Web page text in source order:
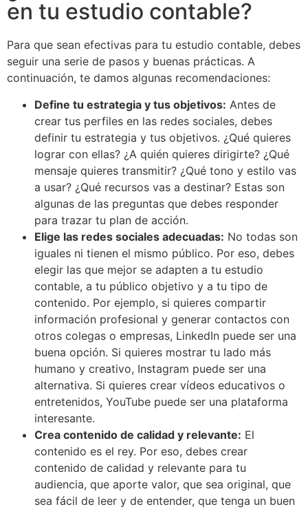
en tu estudio contable?
Para que sean efectivas para tu estudio contable, debes
seguir una serie de pasos y buenas prácticas. A
continuación, te damos algunas recomendaciones:
Define tu estrategia y tus objetivos: Antes de
crear tus perfiles en las redes sociales, debes
definir tu estrategia y tus objetivos. ¿Qué quieres
lograr con ellas? ¿A quién quieres dirigirte? ¿Qué
mensaje quieres transmitir? ¿Qué tono y estilo vas
a usar? ¿Qué recursos vas a destinar? Estas son
algunas de las preguntas que debes responder
para trazar tu plan de acción.
Elige las redes sociales adecuadas: No todas son
iguales ni tienen el mismo público. Por eso, debes
elegir las que mejor se adapten a tu estudio
contable, a tu público objetivo y a tu tipo de
contenido. Por ejemplo, si quieres compartir
información profesional y generar contactos con
otros colegas o empresas, LinkedIn puede ser una
buena opción. Si quieres mostrar tu lado más
humano y creativo, Instagram puede ser una
alternativa. Si quieres crear vídeos educativos o
entretenidos, YouTube puede ser una plataforma
interesante.
Crea contenido de calidad y relevante: El
contenido es el rey. Por eso, debes crear
contenido de calidad y relevante para tu
audiencia, que aporte valor, que sea original, que
sea fácil de leer y de entender, que tenga un buen